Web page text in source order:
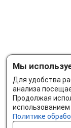
Мы
Для удобства
анализа
Продолжая
Политике